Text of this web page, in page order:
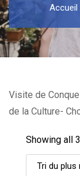
Accueil
Visite de
de la Culture-
Showing all